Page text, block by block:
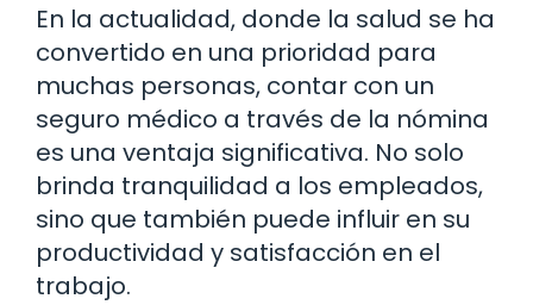
En la actualidad, donde la salud se ha
convertido en una prioridad para
muchas personas, contar con un
seguro médico a través de la nómina
es una ventaja significativa. No solo
brinda tranquilidad a los empleados,
sino que también puede influir en su
productividad y satisfacción en el
trabajo.